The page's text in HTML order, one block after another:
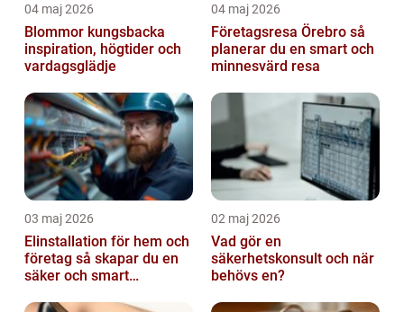
04 maj 2026
Blommor kungsbacka
inspiration, högtider och
vardagsglädje
04 maj 2026
Företagsresa Örebro så
planerar du en smart och
minnesvärd resa
03 maj 2026
Elinstallation för hem och
företag så skapar du en
säker och smart
02 maj 2026
Vad gör en
säkerhetskonsult och när
behövs en?